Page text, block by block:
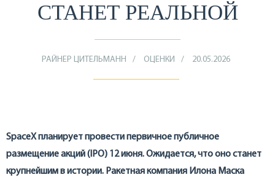
СТАНЕТ РЕАЛЬНОЙ
РАЙНЕР ЦИТЕЛЬМАНН ОЦЕНКИ 20.05.2026
SpaceX планирует провести первичное публичное
размещение акций (IPO) 12 июня. Ожидается, что оно станет
крупнейшим в истории. Ракетная компания Илона Маска